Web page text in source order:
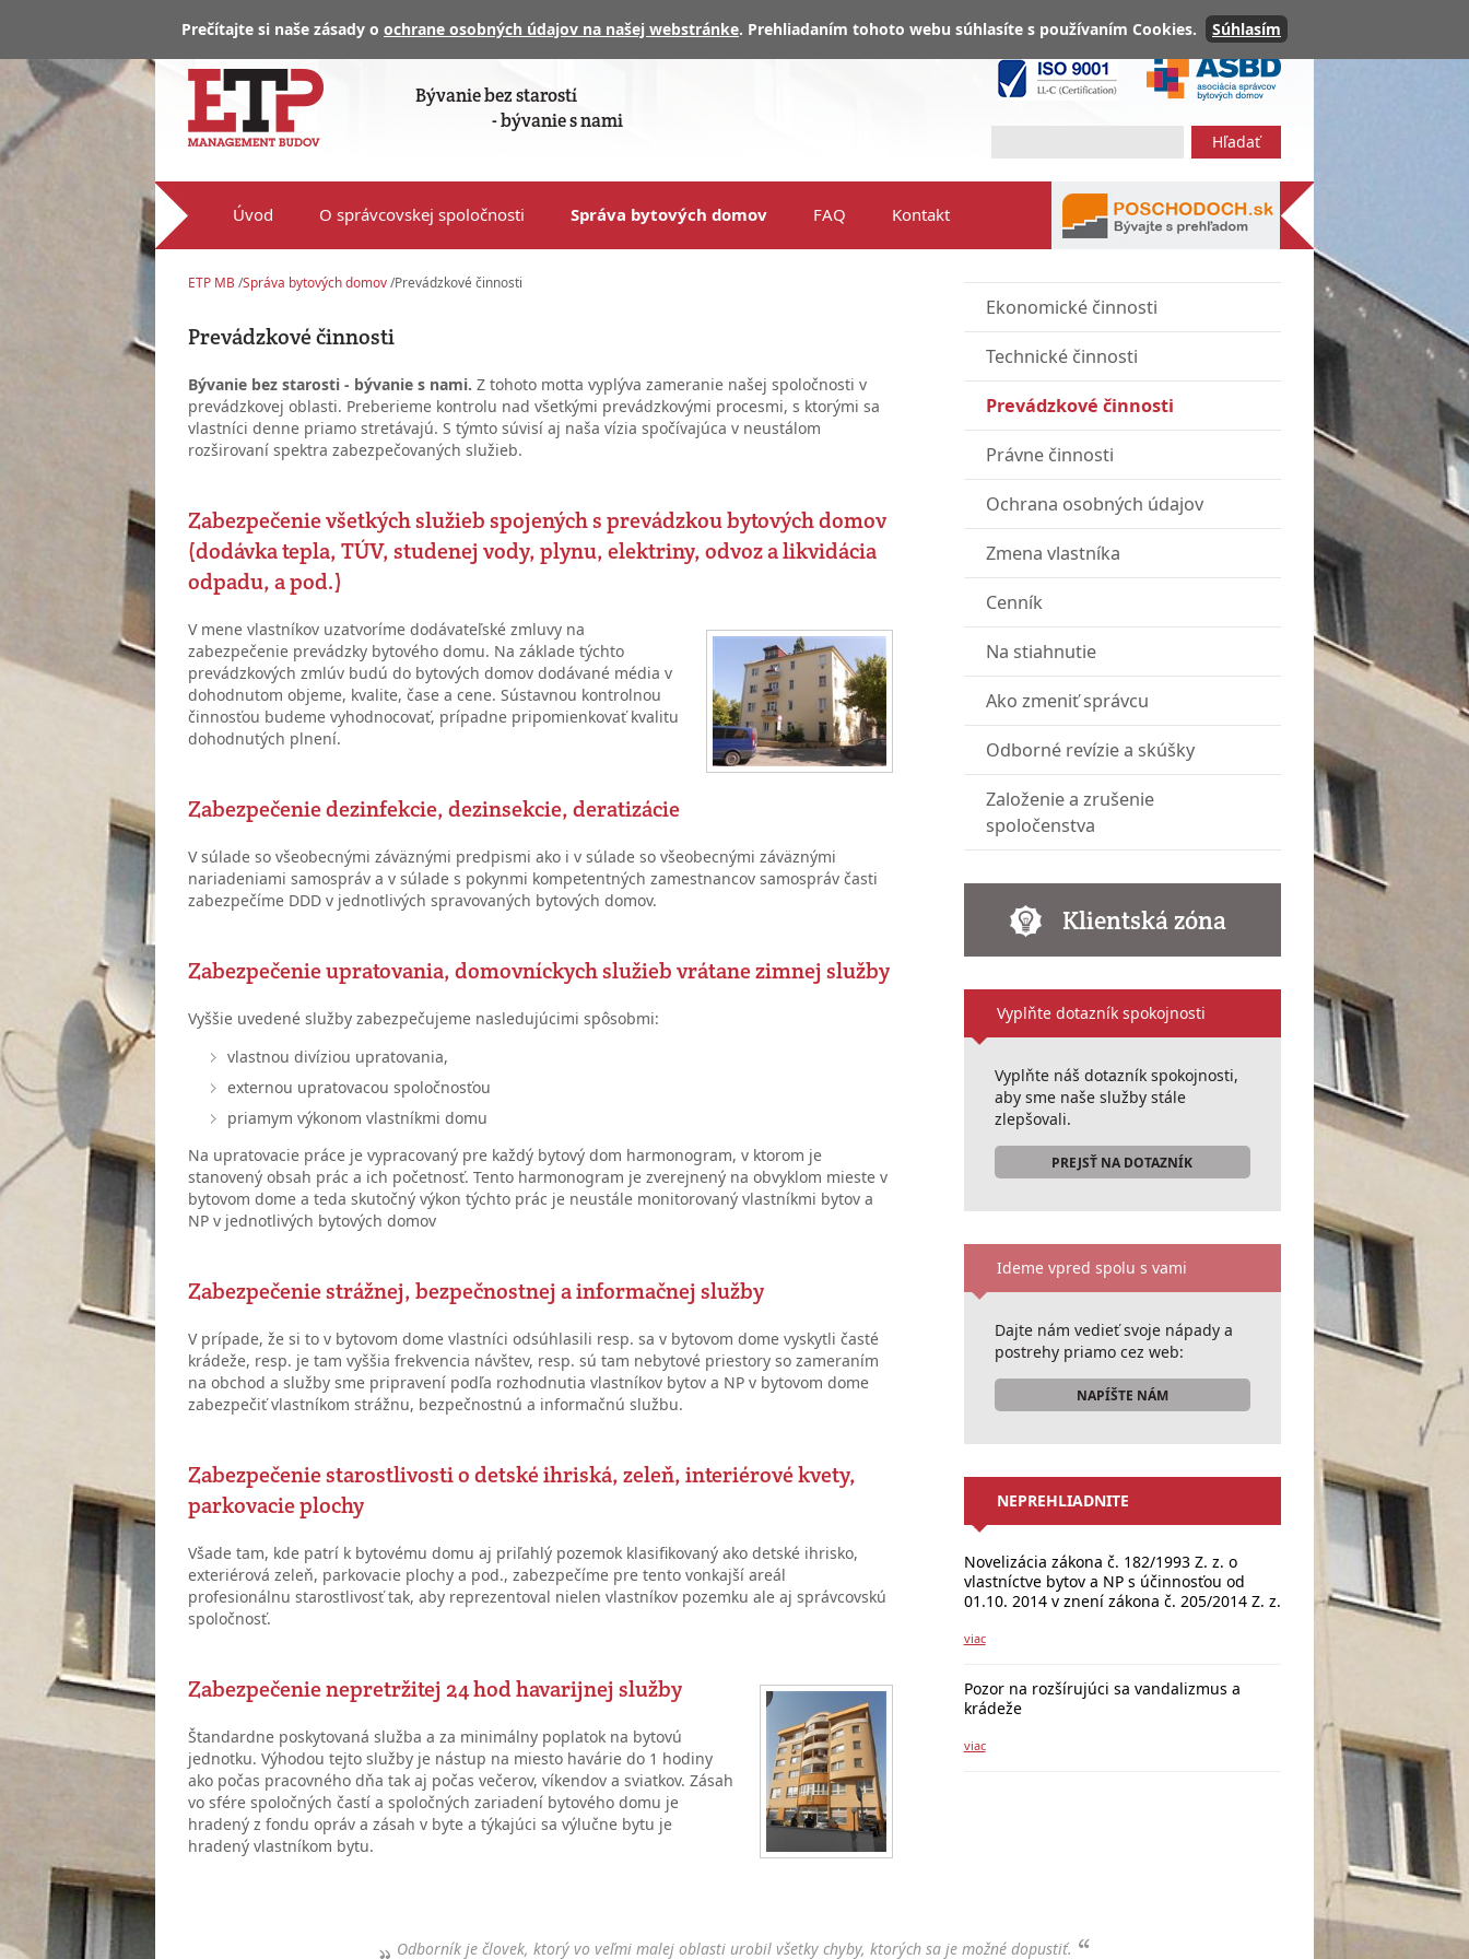
Bývanie bez starostí
- bývanie s nami
Úvod O správcovskej spoločnosti Správa bytových domov FAQ Kontakt
ETP MB /Správa bytových domov/Prevádzkové činnosti
Prevádzkové činnosti
Bývanie bez starosti - bývanie s nami. Z tohoto motta vyplýva zameranie našej spoločnosti v
prevádzkovej oblasti. Preberieme kontrolu nad všetkými prevádzkovými procesmi, s ktorými sa
vlastníci denne priamo stretávajú. S týmto súvisí aj naša vízia spočívajúca v neustálom
rozširovaní spektra zabezpečovaných služieb.
Zabezpečenie všetkých služieb spojených s prevádzkou bytových domov
(dodávka tepla, TÚV, studenej vody, plynu, elektriny, odvoz a likvidácia
odpadu, a pod.)
V mene vlastníkov uzatvoríme dodávateľské zmluvy na
zabezpečenie prevádzky bytového domu. Na základe týchto
prevádzkových zmlúv budú do bytových domov dodávané média v
dohodnutom objeme, kvalite, čase a cene. Sústavnou kontrolnou
činnosťou budeme vyhodnocovať, prípadne pripomienkovať kvalitu
dohodnutých plnení.
Zabezpečenie dezinfekcie, dezinsekcie, deratizácie
V súlade so všeobecnými záväznými predpismi ako i v súlade so všeobecnými záväznými
nariadeniami samospráv a v súlade s pokynmi kompetentných zamestnancov samospráv časti
zabezpečíme DDD v jednotlivých spravovaných bytových domov.
Zabezpečenie upratovania, domovníckych služieb vrátane zimnej služby
Vyššie uvedené služby zabezpečujeme nasledujúcimi spôsobmi:
vlastnou divíziou upratovania,
externou upratovacou spoločnosťou
priamym výkonom vlastníkmi domu
Na upratovacie práce je vypracovaný pre každý bytový dom harmonogram, v ktorom je
stanovený obsah prác a ich početnosť. Tento harmonogram je zverejnený na obvyklom mieste v
bytovom dome a teda skutočný výkon týchto prác je neustále monitorovaný vlastníkmi bytov a
NP v jednotlivých bytových domov
Zabezpečenie strážnej, bezpečnostnej a informačnej služby
V prípade, že si to v bytovom dome vlastníci odsúhlasili resp. sa v bytovom dome vyskytli časté
krádeže, resp. je tam vyššia frekvencia návštev, resp. sú tam nebytové priestory so zameraním
na obchod a služby sme pripravení podľa rozhodnutia vlastníkov bytov a NP v bytovom dome
zabezpečiť vlastníkom strážnu, bezpečnostnú a informačnú službu.
Zabezpečenie starostlivosti o detské ihriská, zeleň, interiérové kvety,
parkovacie plochy
Všade tam, kde patrí k bytovému domu aj priľahlý pozemok klasifikovaný ako detské ihrisko,
exteriérová zeleň, parkovacie plochy a pod., zabezpečíme pre tento vonkajší areál
profesionálnu starostlivosť tak, aby reprezentoval nielen vlastníkov pozemku ale aj správcovskú
spoločnosť.
Zabezpečenie nepretržitej 24 hod havarijnej služby
Štandardne poskytovaná služba a za minimálny poplatok na bytovú
jednotku. Výhodou tejto služby je nástup na miesto havárie do 1 hodiny
ako počas pracovného dňa tak aj počas večerov, víkendov a sviatkov. Zásah
vo sfére spoločných častí a spoločných zariadení bytového domu je
hradený z fondu opráv a zásah v byte a týkajúci sa výlučne bytu je
hradený vlastníkom bytu.
Ekonomické činnosti
Technické činnosti
Prevádzkové činnosti
Právne činnosti
Ochrana osobných údajov
Zmena vlastníka
Cenník
Na stiahnutie
Ako zmeniť správcu
Odborné revízie a skúšky
Založenie a zrušenie
spoločenstva
Klientská zóna
Vyplňte dotazník spokojnosti
Vyplňte náš dotazník spokojnosti,
aby sme naše služby stále
zlepšovali.
PREJSŤ NA DOTAZNÍK
Ideme vpred spolu s vami
Dajte nám vedieť svoje nápady a
postrehy priamo cez web:
NAPÍŠTE NÁM
NEPREHLIADNITE
Novelizácia zákona č. 182/1993 Z. z. o
vlastníctve bytov a NP s účinnosťou od
01.10. 2014 v znení zákona č. 205/2014 Z. z.
viac
Pozor na rozšírujúci sa vandalizmus a
krádeže
viac
Odborník je človek, ktorý vo veľmi malej oblasti urobil všetky chyby, ktorých sa je možné dopustiť.
Prečítajte si naše zásady o ochrane osobných údajov na našej webstránke. Prehliadaním tohoto webu súhlasíte s používaním Cookies. Súhlasím